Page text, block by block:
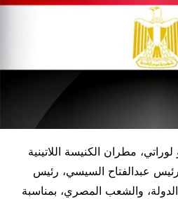
مطران الكنيسة اللاتينية
عبدالفتاح السيسي، رئيس
والشعب المصري، بمناسبة